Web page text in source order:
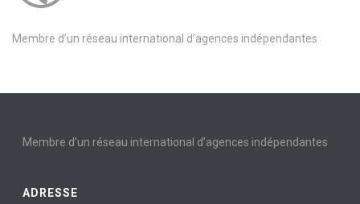
Membre d’un réseau international d’agences indépendantes
Membre d’un réseau international d’agences indépendantes
ADRESSE